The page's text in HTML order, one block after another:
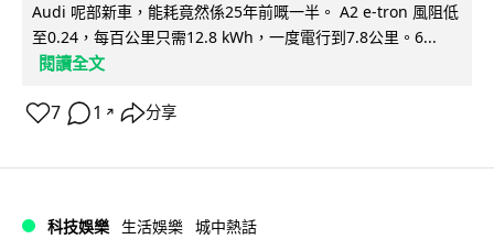
Audi 呢部新車，能耗竟然係25年前嘅一半。 A2 e-tron 風阻低
至0.24，每百公里只需12.8 kWh，一度電行到7.8公里。6...
閱讀全文
7 1 ↗ 分享
科技娛樂 生活娛樂 城中熱話